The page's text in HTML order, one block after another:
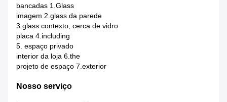
bancadas 1.Glass
imagem 2.glass da parede
3.glass contexto, cerca de vidro
placa 4.including
5. espaço privado
interior da loja 6.the
projeto de espaço 7.exterior
Nosso serviço